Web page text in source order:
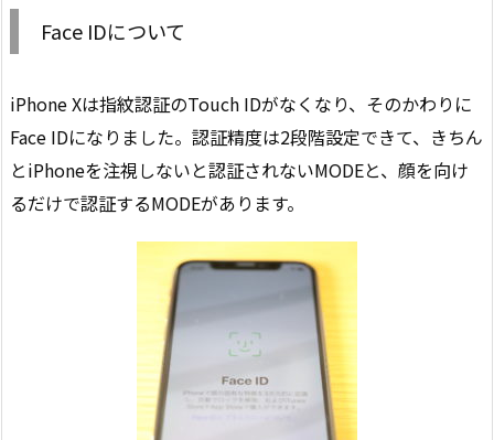
Face IDについて
iPhone Xは指紋認証のTouch IDがなくなり、そのかわりに
Face IDになりました。認証精度は2段階設定できて、きちん
とiPhoneを注視しないと認証されないMODEと、顔を向け
るだけで認証するMODEがあります。